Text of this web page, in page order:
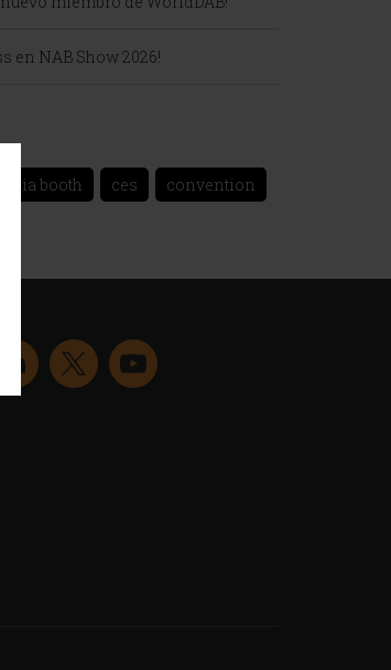
en NAB Show 2026!
asia booth ces
convention